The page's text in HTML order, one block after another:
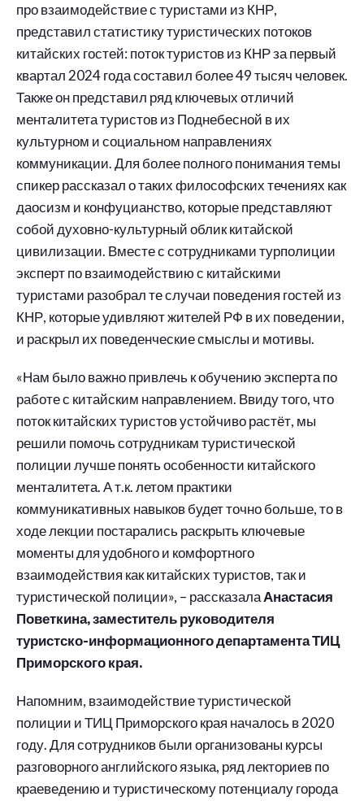
про взаимодействие с туристами из КНР,
представил статистику туристических потоков
китайских гостей: поток туристов из КНР за первый
квартал 2024 года составил более 49 тысяч человек.
Также он представил ряд ключевых отличий
менталитета туристов из Поднебесной в их
культурном и социальном направлениях
коммуникации. Для более полного понимания темы
спикер рассказал о таких философских течениях как
даосизм и конфуцианство, которые представляют
собой духовно-культурный облик китайской
цивилизации. Вместе с сотрудниками турполиции
эксперт по взаимодействию с китайскими
туристами разобрал те случаи поведения гостей из
КНР, которые удивляют жителей РФ в их поведении,
и раскрыл их поведенческие смыслы и мотивы.
«Нам было важно привлечь к обучению эксперта по
работе с китайским направлением. Ввиду того, что
поток китайских туристов устойчиво растёт, мы
решили помочь сотрудникам туристической
полиции лучше понять особенности китайского
менталитета. А т.к. летом практики
коммуникативных навыков будет точно больше, то в
ходе лекции постарались раскрыть ключевые
моменты для удобного и комфортного
взаимодействия как китайских туристов, так и
туристической полиции», – рассказалаАнастасия
Поветкина, заместитель руководителя
туристско-информационного департамента ТИЦ
Приморского края.
Напомним, взаимодействие туристической
полиции и ТИЦ Приморского края началось в 2020
году. Для сотрудников были организованы курсы
разговорного английского языка, ряд лекториев по
краеведению и туристическому потенциалу города